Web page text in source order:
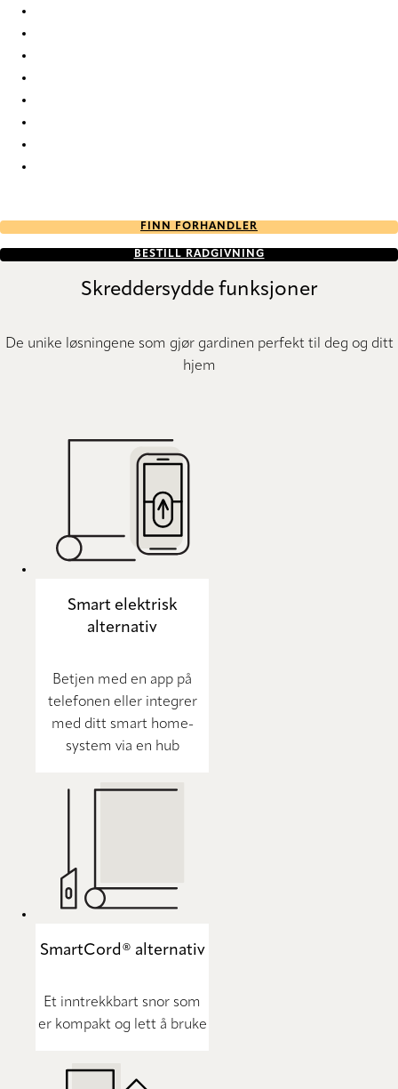
FINN FORHANDLER
BESTILL RÅDGIVNING
Skreddersydde funksjoner
De unike løsningene som gjør gardinen perfekt til deg og ditt
hjem
Smart elektrisk
alternativ
Betjen med en app på
telefonen eller integrer
med ditt smart home-
system via en hub
SmartCord® alternativ
Et inntrekkbart snor som
er kompakt og lett å bruke